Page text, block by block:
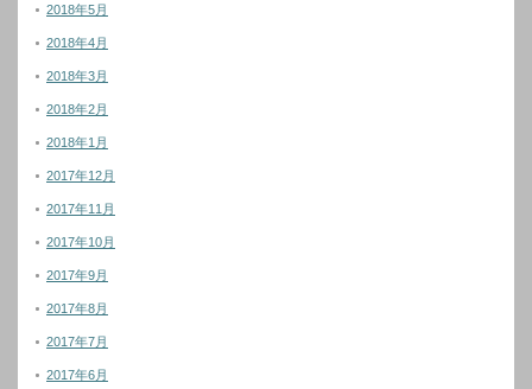
2018年5月
2018年4月
2018年3月
2018年2月
2018年1月
2017年12月
2017年11月
2017年10月
2017年9月
2017年8月
2017年7月
2017年6月